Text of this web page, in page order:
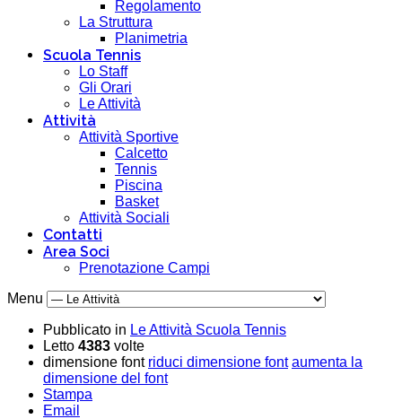
Regolamento
La Struttura
Planimetria
Scuola Tennis
Lo Staff
Gli Orari
Le Attività
Attività
Attività Sportive
Calcetto
Tennis
Piscina
Basket
Attività Sociali
Contatti
Area Soci
Prenotazione Campi
Menu
Pubblicato in Le Attività Scuola Tennis
Letto 4383 volte
dimensione font riduci dimensione font aumenta la
dimensione del font
Stampa
Email